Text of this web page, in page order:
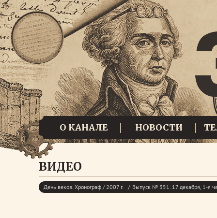
О КАНАЛЕ НОВОСТИ
ВИДЕО
День веков. Хронограф / 2007 г. Выпуск № 351. 17 декабря, 1-я